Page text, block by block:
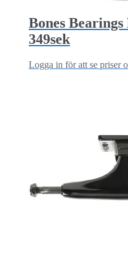
Bones
349sek
Logga in för att se priser